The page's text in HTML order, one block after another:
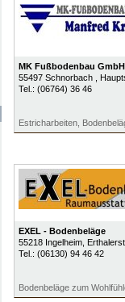
MK Fußbodenbau GmbH
55497 Schnorbach
,
Tel.: (06764) 36 46
Estricharbeiten,
EXEL - Bodenbeläge
55218 Ingelheim,
Tel.: (06130) 94 46 42
Bodenbeläge zum